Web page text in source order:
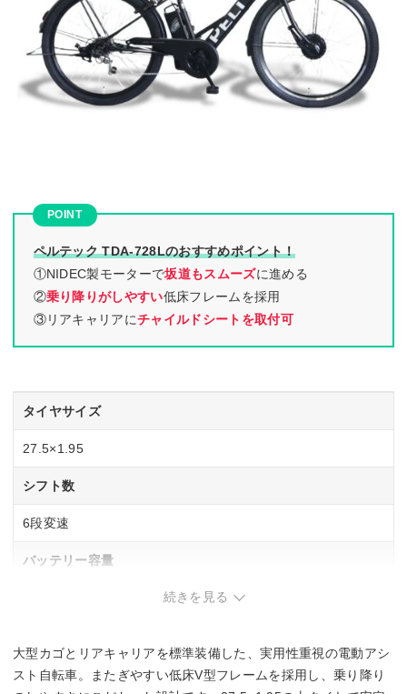
ペルテック TDA-728Lのおすすめポイント！
①NIDEC製モーターで坂道もスムーズに進める
②乗り降りがしやすい低床フレームを採用
③リアキャリアにチャイルドシートを取付可
タイヤサイズ
27.5×1.95
シフト数
6段変速
バッテリー容量
約4時間
続きを見る
大型カゴとリアキャリアを標準装備した、実用性重視の電動アシ
スト自転車。またぎやすい低床V型フレームを採用し、乗り降り